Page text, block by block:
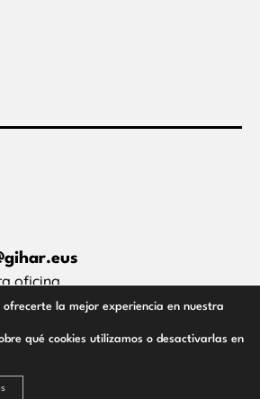
oficina
1, Local 1B, Errenteria
la mejor experiencia en nuestra
qué cookies utilizamos o desactivarlas en